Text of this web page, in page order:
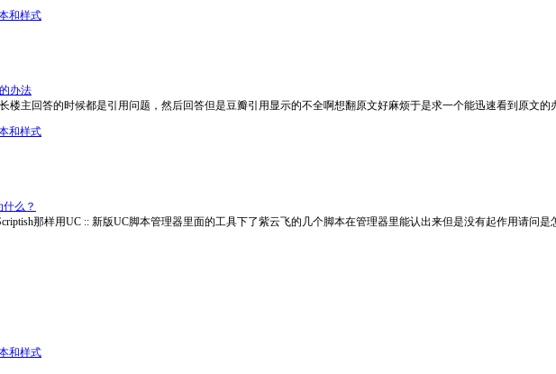
和样式
办法
楼主回答的时候都是引用问题，然后回答但是豆瓣引用显示的不全啊想翻原文好麻烦于是求一个能迅速看到原文的
和样式
么？
那样用UC :: 新版UC脚本管理器里面的工具下了紫云飞的几个脚本在管理器里能认出来但是没有起作用请问是
和样式